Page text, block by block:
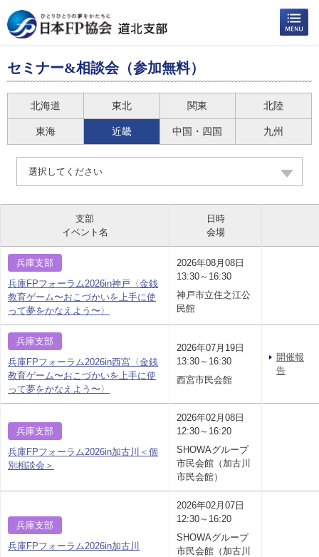
セミナー&相談会（参加無料）
北海道 東北 関東 北陸
東海 近畿 中国・四国 九州
選択してください
支部
イベント名
日時
会場
兵庫支部
兵庫FPフォーラム2026in神戸〈金銭
教育ゲーム〜おこづかいを上手に使
って夢をかなえよう〜〉
2026年08月08日
13:30～16:30
神戸市立住之江公
民館
兵庫支部
兵庫FPフォーラム2026in西宮〈金銭
教育ゲーム〜おこづかいを上手に使
って夢をかなえよう〜〉
2026年07月19日
13:30～16:30
西宮市民会館
開催報
告
兵庫支部
兵庫FPフォーラム2026in加古川＜個
別相談会＞
2026年02月08日
12:30～16:20
SHOWAグループ
市民会館（加古川
市民会館）
兵庫支部
兵庫FPフォーラム2026in加古川
2026年02月07日
12:30～16:20
SHOWAグループ
市民会館（加古川